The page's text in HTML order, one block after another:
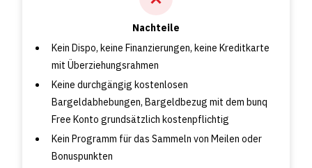
Nachteile
Kein Dispo, keine Finanzierungen, keine Kreditkarte
mit Überziehungsrahmen
Keine durchgängig kostenlosen
Bargeldabhebungen, Bargeldbezug mit dem bunq
Free Konto grundsätzlich kostenpflichtig
Kein Programm für das Sammeln von Meilen oder
Bonuspunkten